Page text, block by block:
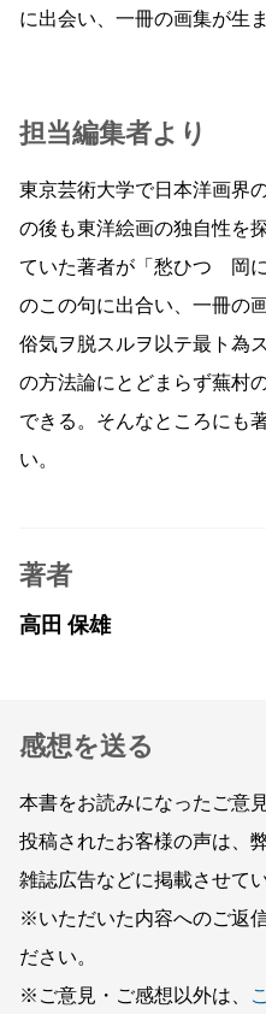
に出会い、一冊の画集が生
担当編集者より
東京芸術大学で日本洋画界
の後も東洋絵画の独自性を
ていた著者が「愁ひつゝ岡
のこの句に出合い、一冊の
俗気ヲ脱スルヲ以テ最ト為
の方法論にとどまらず蕪村
できる。そんなところにも
い。
著者
高田 保雄
感想を送る
本書をお読みになったご意
投稿されたお客様の声は、
雑誌広告などに掲載させて
※いただいた内容へのご返
ださい。
※ご意見・ご感想以外は、